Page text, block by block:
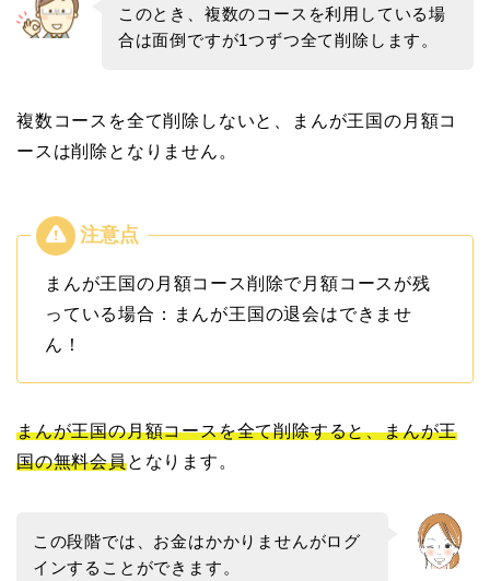
このとき、複数のコースを利用している場
合は面倒ですが1つずつ全て削除します。
複数コースを全て削除しないと、まんが王国の月額コ
ースは削除となりません。
まんが王国の月額コース削除で月額コースが残
っている場合：まんが王国の退会はできませ
ん！
まんが王国の月額コースを全て削除すると、まんが王
国の無料会員となります。
この段階では、お金はかかりませんがログ
インすることができます。